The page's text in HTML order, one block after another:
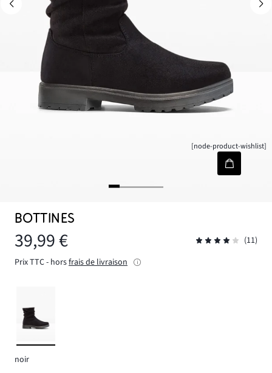
[node-product-wishlist]
BOTTINES
39,99 €
(11)
Prix TTC - horsfrais de livraison
noir